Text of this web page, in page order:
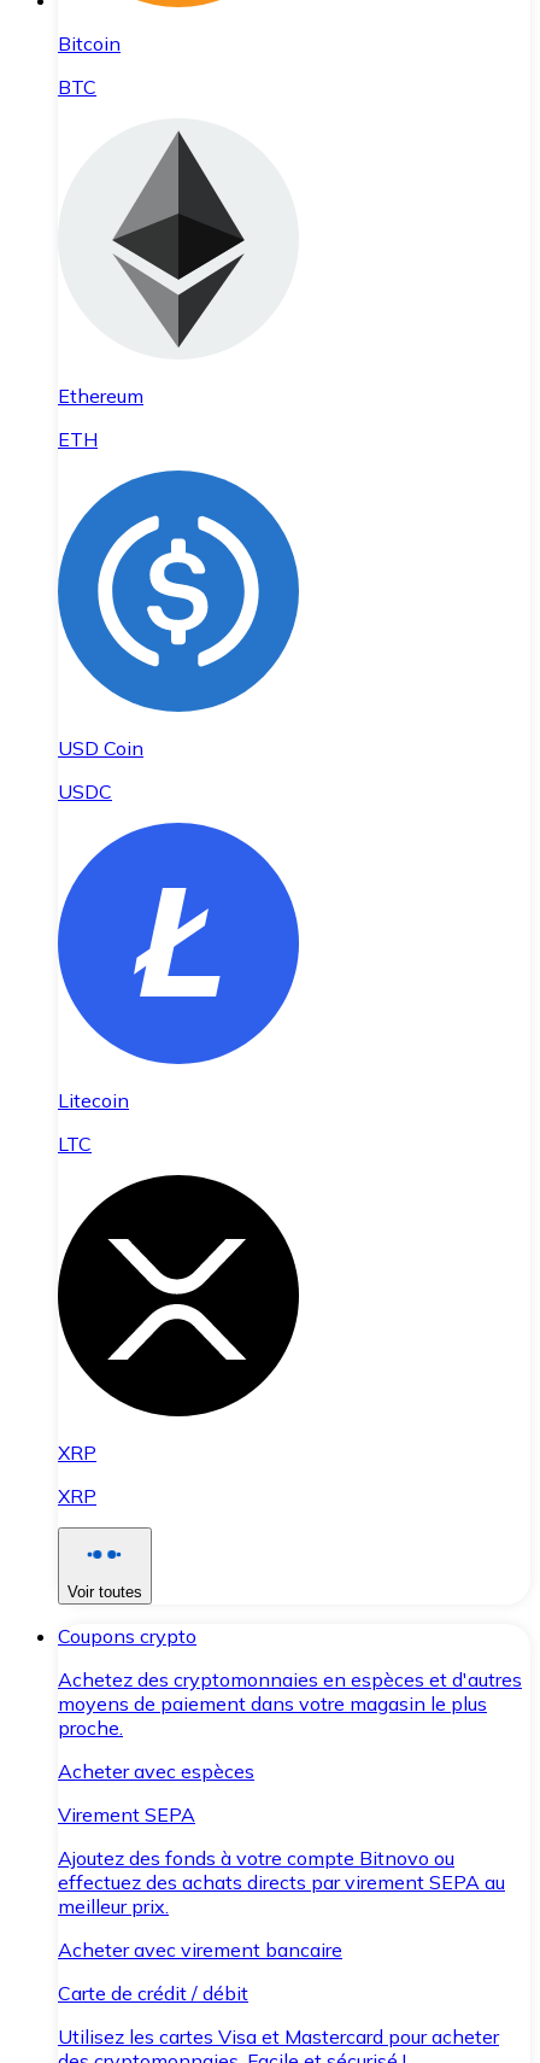
Bitcoin
BTC
Ethereum
ETH
USD Coin
USDC
Litecoin
LTC
XRP
XRP
Voir toutes
Coupons crypto
Achetez des cryptomonnaies en espèces et d'autres
moyens de paiement dans votre magasin le plus
proche.
Acheter avec espèces
Virement SEPA
Ajoutez des fonds à votre compte Bitnovo ou
effectuez des achats directs par virement SEPA au
meilleur prix.
Acheter avec virement bancaire
Carte de crédit / débit
Utilisez les cartes Visa et Mastercard pour acheter